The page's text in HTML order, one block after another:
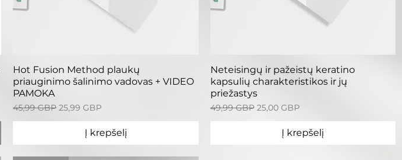
Greita peržiūra
Hot Fusion Method plaukų
priauginimo šalinimo vadovas + VIDEO
PAMOKA
Įprastinė kaina
45,99 GBP Pardavimo kaina
25,99 GBP
Į krepšelį
Greita peržiūra
Neteisingų ir pažeistų keratino
kapsulių charakteristikos ir jų
priežastys
Įprastinė kaina
49,99 GBP Pardavimo kaina
25,00 GBP
Į krepšelį